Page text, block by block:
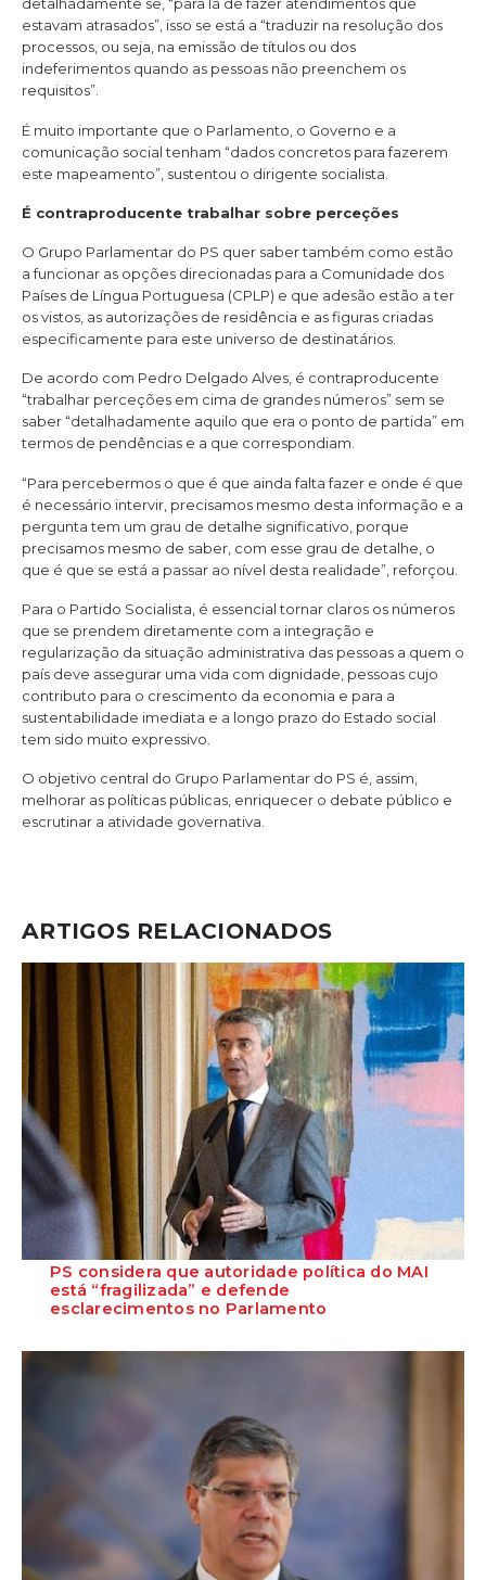
detalhadamente se, “para lá de fazer atendimentos que
estavam atrasados”, isso se está a “traduzir na resolução dos
processos, ou seja, na emissão de títulos ou dos
indeferimentos quando as pessoas não preenchem os
requisitos”.
É muito importante que o Parlamento, o Governo e a
comunicação social tenham “dados concretos para fazerem
este mapeamento”, sustentou o dirigente socialista.
É contraproducente trabalhar sobre perceções
O Grupo Parlamentar do PS quer saber também como estão
a funcionar as opções direcionadas para a Comunidade dos
Países de Língua Portuguesa (CPLP) e que adesão estão a ter
os vistos, as autorizações de residência e as figuras criadas
especificamente para este universo de destinatários.
De acordo com Pedro Delgado Alves, é contraproducente
“trabalhar perceções em cima de grandes números” sem se
saber “detalhadamente aquilo que era o ponto de partida” em
termos de pendências e a que correspondiam.
“Para percebermos o que é que ainda falta fazer e onde é que
é necessário intervir, precisamos mesmo desta informação e a
pergunta tem um grau de detalhe significativo, porque
precisamos mesmo de saber, com esse grau de detalhe, o
que é que se está a passar ao nível desta realidade”, reforçou.
Para o Partido Socialista, é essencial tornar claros os números
que se prendem diretamente com a integração e
regularização da situação administrativa das pessoas a quem o
país deve assegurar uma vida com dignidade, pessoas cujo
contributo para o crescimento da economia e para a
sustentabilidade imediata e a longo prazo do Estado social
tem sido muito expressivo.
O objetivo central do Grupo Parlamentar do PS é, assim,
melhorar as políticas públicas, enriquecer o debate público e
escrutinar a atividade governativa.
ARTIGOS RELACIONADOS
PS considera que autoridade política do MAI
está “fragilizada” e defende
esclarecimentos no Parlamento